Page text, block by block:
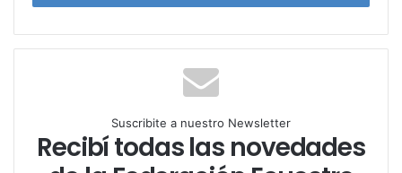
Suscribite a nuestro Newsletter
Recibí todas las novedades